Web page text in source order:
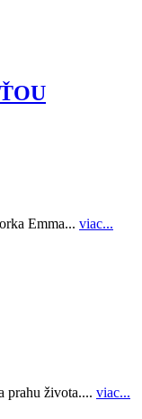
Emma... viac...
prahu života.... viac...